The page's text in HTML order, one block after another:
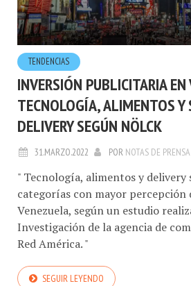
TENDENCIAS
INVERSIÓN PUBLICITARIA
TECNOLOGÍA, ALIMENTOS Y
DELIVERY SEGÚN NÖLCK
31.MARZO.2022 POR NOTAS DE PRENSA
" Tecnología, alimentos y delivery
categorías con mayor percepción
Venezuela, según un estudio
Investigación de la agencia de
Red América. "
SEGUIR LEYENDO